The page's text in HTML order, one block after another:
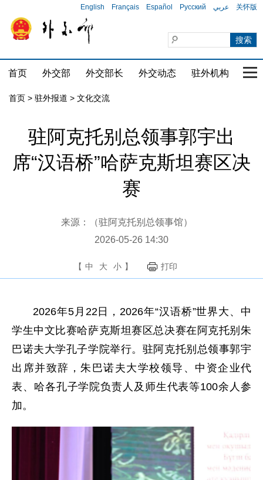
English Français Español Русский عربي 关怀版
首页 外交部 外交部长 外交动态 驻外机构 国
首页 > 驻外报道 > 文化交流
驻阿克托别总领事郭宇出
席“汉语桥”哈萨克斯坦赛区决
赛
来源：（驻阿克托别总领事馆）
2026-05-26 14:30
【 中 大 小 】 打印
2026年5月22日，2026年“汉语桥”世界大、中
学生中文比赛哈萨克斯坦赛区总决赛在阿克托别朱
巴诺夫大学孔子学院举行。驻阿克托别总领事郭宇
出席并致辞，朱巴诺夫大学校领导、中资企业代
表、哈各孔子学院负责人及师生代表等100余人参
加。